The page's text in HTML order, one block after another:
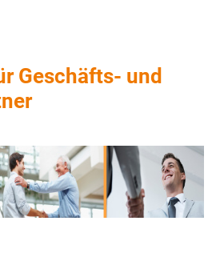
Geschäfts- und